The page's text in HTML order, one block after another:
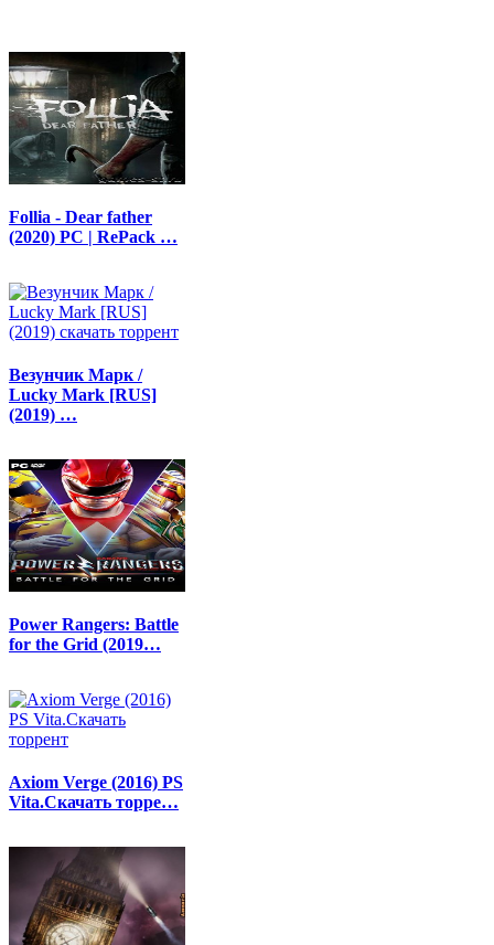
Follia - Dear father
(2020) PC | RePack …
Везунчик Марк /
Lucky Mark [RUS]
(2019) …
Power Rangers: Battle
for the Grid (2019…
Axiom Verge (2016) PS
Vita.Скачать торре…